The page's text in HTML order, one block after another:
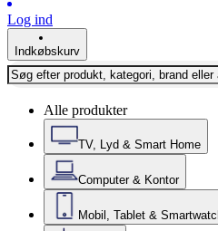
Log ind
Indkøbskurv
Alle produkter
TV, Lyd & Smart Home
Computer & Kontor
Mobil, Tablet &